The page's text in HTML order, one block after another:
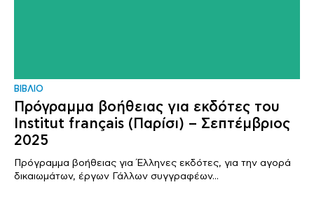
ΒΙΒΛΙΟ
Πρόγραμμα βοήθειας για εκδότες του
Institut français (Παρίσι) – Σεπτέμβριος
2025
Πρόγραμμα βοήθειας για Έλληνες εκδότες, για την αγορά
δικαιωμάτων, έργων Γάλλων συγγραφέων...